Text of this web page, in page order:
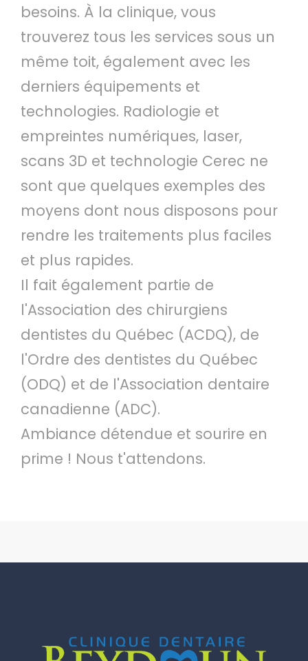
besoins. À la clinique, vous
trouverez tous les services sous un
même toit, également avec les
derniers équipements et
technologies. Radiologie et
empreintes numériques, laser,
scans 3D et technologie Cerec ne
sont que quelques exemples des
moyens dont nous disposons pour
rendre les traitements plus faciles
et plus rapides.
Il fait également partie de
l'Association des chirurgiens
dentistes du Québec (ACDQ), de
l'Ordre des dentistes du Québec
(ODQ) et de l'Association dentaire
canadienne (ADC).
Ambiance détendue et sourire en
prime ! Nous t'attendons.